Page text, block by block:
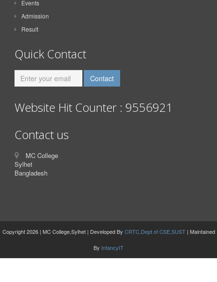
Events
Admission
Result
Quick Contact
Website Hit Counter : 9556921
Contact us
MC College
Sylhet
Bangladesh
Copyright 2026 | MC College,Sylhet | Developed By CRTC,Dept of CSE,SUST| Maintained
By InfancyIT